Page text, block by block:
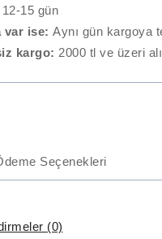
12-15 gün
var ise: Aynı gün kargoya
kargo: 2000 tl ve üzeri
Seçenekleri
(0)